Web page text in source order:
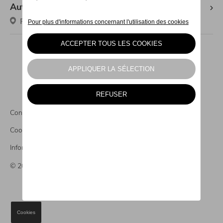
Autogroupe CUPRA
Rue De Neufchâteau 232, 6600 Bastogne
© 2026 Autogroupe
Conditions légales
Cookies
Informations CO2
Cookies